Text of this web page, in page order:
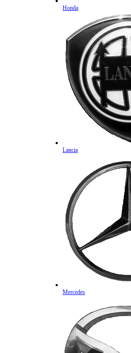
Honda
Lancia
Mercedes